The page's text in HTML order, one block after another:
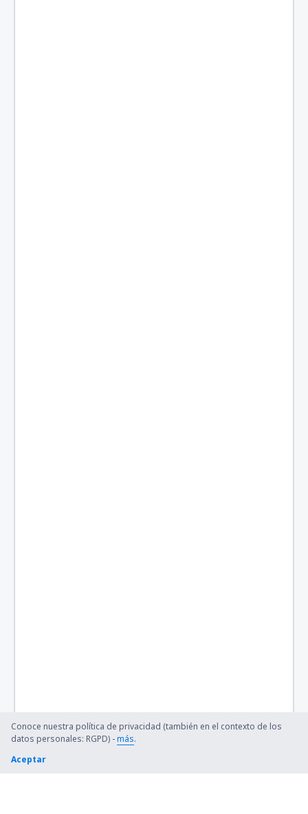
Conoce nuestra política de privacidad (también en el contexto de los
datos personales: RGPD) -más.
Aceptar